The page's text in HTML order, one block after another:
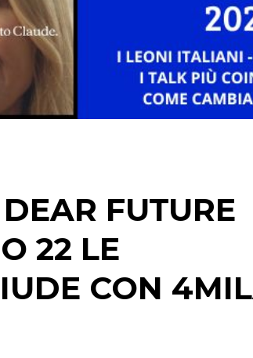
SCENARI
FUTURE
22 LE
CON